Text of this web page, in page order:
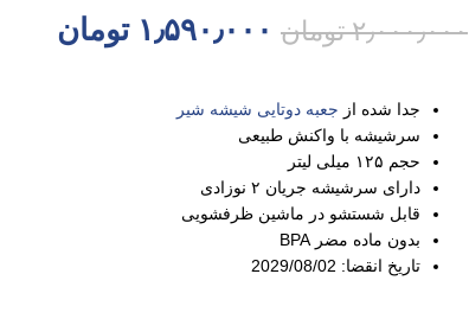
۲٫۰۰۰٫۰۰۰ تومان ۱٫۵۹۰٫۰۰۰ تومان
جدا شده از جعبه دوتایی شیشه شیر
سرشیشه با واکنش طبیعی
حجم ۱۲۵ میلی لیتر
دارای سرشیشه جریان ۲ نوزادی
قابل شستشو در ماشین ظرفشویی
بدون ماده مضر BPA
تاریخ انقضا: 2029/08/02